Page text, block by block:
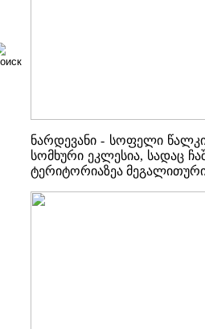
ნარდევანი - სოფელი
სომხური ეკლესია, სადაც
ტერიტორიაზეა მეგალითური